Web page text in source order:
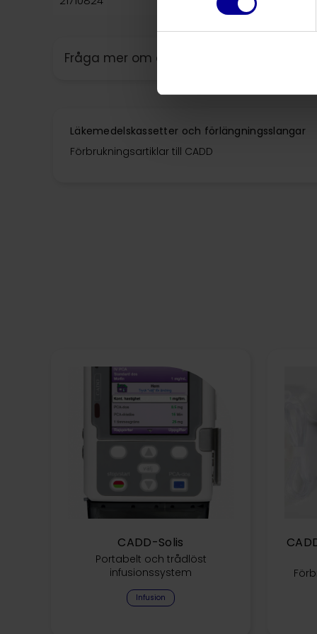
Fråga mer om denna produkt
Läkemedelskassetter och förlängningsslangar
Förbrukningsartiklar till CADD
CADD-Solis
Portabelt och trådlöst
infusionssystem
Infusion